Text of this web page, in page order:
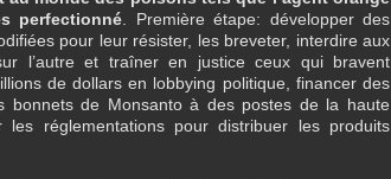
perfectionné . Première étape: développer des
pour leur résister, les breveter, interdire aux
l’autre et traîner en justice ceux qui bravent
de dollars en lobbying politique, financer des
bonnets de Monsanto à des postes de la haute
réglementations pour distribuer les produits